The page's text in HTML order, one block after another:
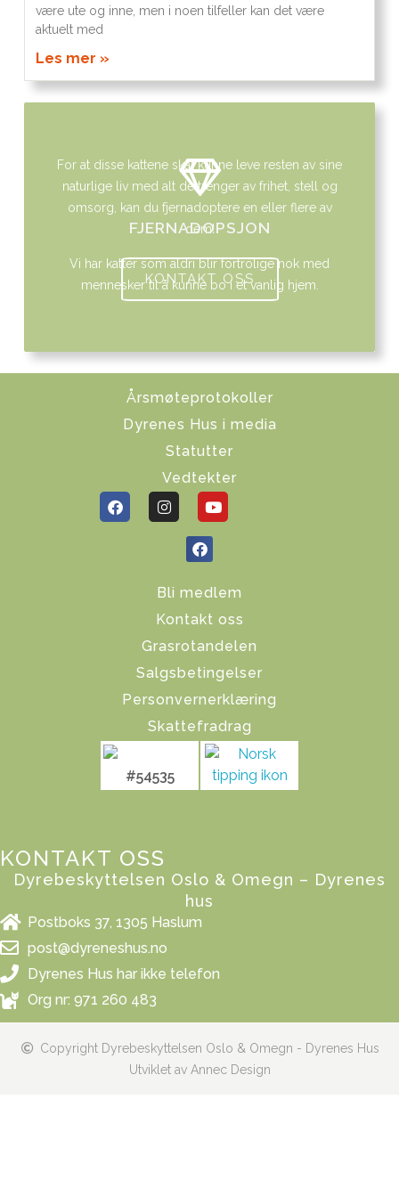
være ute og inne, men i noen tilfeller kan det være
aktuelt med
Les mer »
FJERNADOPSJON
Vi har katter som aldri blir fortrolige nok med
mennesker til å kunne bo i et vanlig hjem.
For at disse kattene skal kunne leve resten av sine
naturlige liv med alt de trenger av frihet, stell og
omsorg, kan du fjernadoptere en eller flere av
dem!
KONTAKT OSS
Årsmøteprotokoller
Dyrenes Hus i media
Statutter
Vedtekter
Bli medlem
Kontakt oss
Grasrotandelen
Salgsbetingelser
Personvernerklæring
Skattefradrag
#54535
KONTAKT OSS
Dyrebeskyttelsen Oslo & Omegn – Dyrenes
hus
Postboks 37, 1305 Haslum
post@dyreneshus.no
Dyrenes Hus har ikke telefon
Org nr: 971 260 483
Copyright Dyrebeskyttelsen Oslo & Omegn - Dyrenes Hus
Utviklet av Annec Design